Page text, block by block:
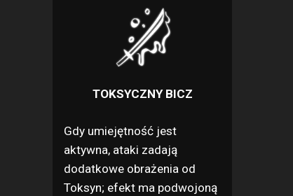
TOKSYCZNY BICZ
Gdy umiejętność jest
aktywna, ataki zadają
dodatkowe obrażenia od
Toksyn; efekt ma podwojoną